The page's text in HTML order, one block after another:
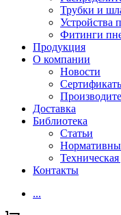
Трубки и
Устройства
Фитинги
Продукция
О компании
Новости
Доставка
Библиотека
Статьи
Контакты
...